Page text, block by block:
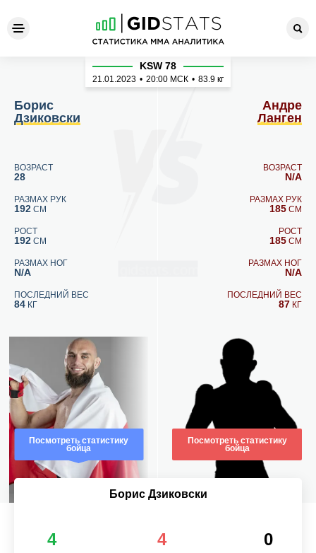
Борис Дзиковски - Андре
Борис
Дзиковски
ВОЗРАСТ
28
РАЗМАХ РУК
192 СМ
РОСТ
192 СМ
РАЗМАХ НОГ
N/A
ПОСЛЕДНИЙ ВЕС
84 КГ
Посмотреть статистику
бойца
KSW 78
21.01.2023 • 20:00 МСК • 83.9 кг
Андре
Ланген
ВОЗРАСТ
N/A
РАЗМАХ РУК
185 СМ
РОСТ
185 СМ
РАЗМАХ НОГ
N/A
ПОСЛЕДНИЙ ВЕС
87 КГ
Посмотреть статистику
бойца
Борис Дзиковски
4 4 0